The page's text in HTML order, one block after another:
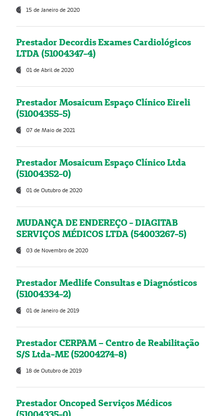
15 de Janeiro de 2020
Prestador Decordis Exames Cardiológicos
LTDA (51004347-4)
01 de Abril de 2020
Prestador Mosaicum Espaço Clínico Eireli
(51004355-5)
07 de Maio de 2021
Prestador Mosaicum Espaço Clínico Ltda
(51004352-0)
01 de Outubro de 2020
MUDANÇA DE ENDEREÇO - DIAGITAB
SERVIÇOS MÉDICOS LTDA (54003267-5)
03 de Novembro de 2020
Prestador Medlife Consultas e Diagnósticos
(51004334-2)
01 de Janeiro de 2019
Prestador CERPAM – Centro de Reabilitação
S/S Ltda-ME (52004274-8)
18 de Outubro de 2019
Prestador Oncoped Serviços Médicos